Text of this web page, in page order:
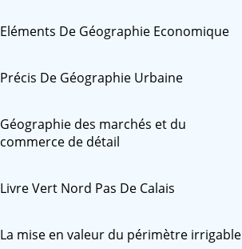
Eléments De Géographie Economique
Précis De Géographie Urbaine
Géographie des marchés et du
commerce de détail
Livre Vert Nord Pas De Calais
La mise en valeur du périmètre irrigable